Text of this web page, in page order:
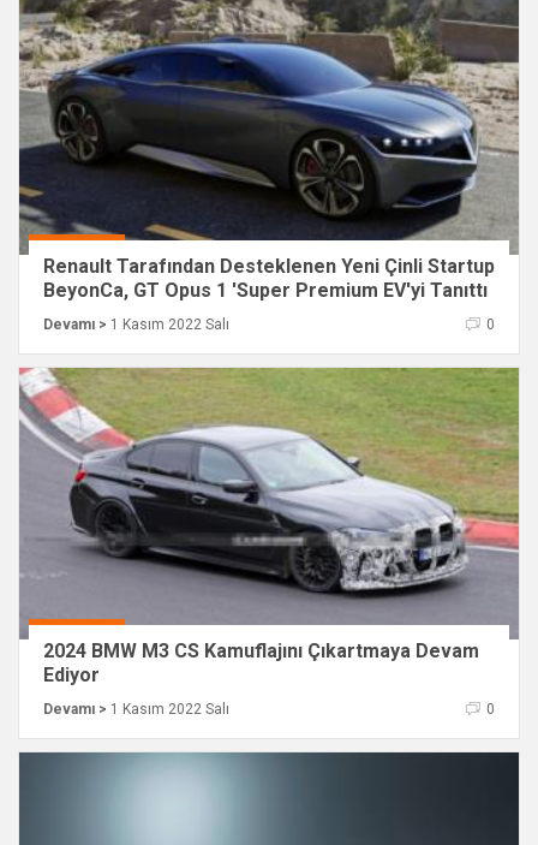
Renault Tarafından Desteklenen Yeni Çinli Startup
BeyonCa, GT Opus 1 'Super Premium EV'yi Tanıttı
Devamı > 1 Kasım 2022 Salı 0
2024 BMW M3 CS Kamuflajını Çıkartmaya Devam
Ediyor
Devamı > 1 Kasım 2022 Salı 0